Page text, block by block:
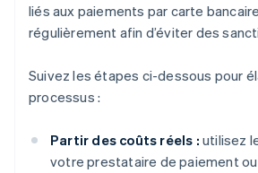
liés aux paiements par carte
régulièrement afin d’éviter des
Suivez les étapes ci-dessous pour
processus :
Partir des coûts réels : utilisez
votre prestataire de paiement